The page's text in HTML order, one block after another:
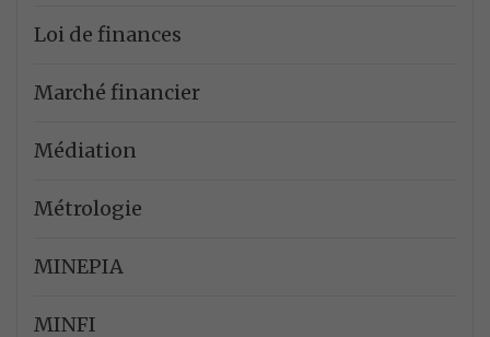
Loi de finances
Marché financier
Médiation
Métrologie
MINEPIA
MINFI